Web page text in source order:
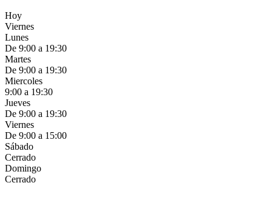
Hoy
Viernes
Lunes
De 9:00 a 19:30
Martes
De 9:00 a 19:30
Miercoles
9:00 a 19:30
Jueves
De 9:00 a 19:30
Viernes
De 9:00 a 15:00
Sábado
Cerrado
Domingo
Cerrado